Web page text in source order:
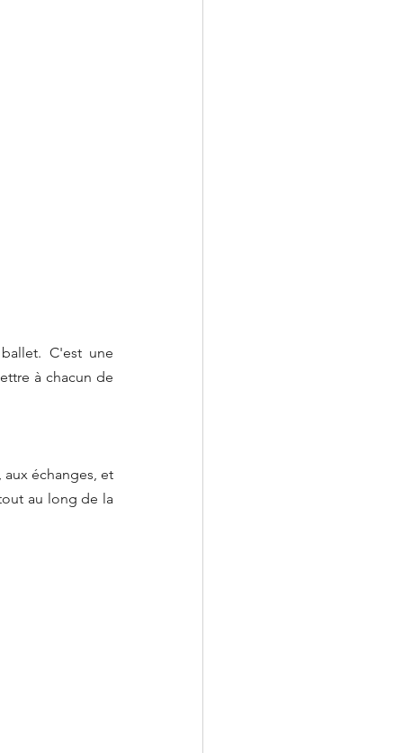
C'est une
à chacun de
échanges, et
au long de la